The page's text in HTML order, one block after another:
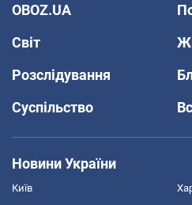
OBOZ.UA
Світ
Розслідування
Суспільство
Новини України
Київ